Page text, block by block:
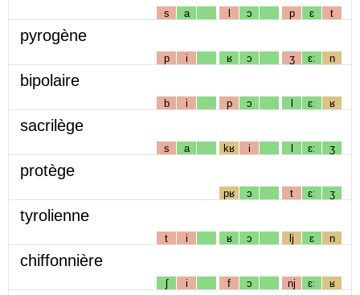
s a l ɔ p ɛ t
pyrogène
p i ʁ ɔ ʒ ɛː n
bipolaire
b i p ɔ l ɛː ʁ
sacrilège
s a kʁ i l ɛː ʒ
protège
pʁ ɔ t ɛː ʒ
tyrolienne
t i ʁ ɔ lj ɛ n
chiffonnière
ʃ i f ɔ nj ɛː ʁ